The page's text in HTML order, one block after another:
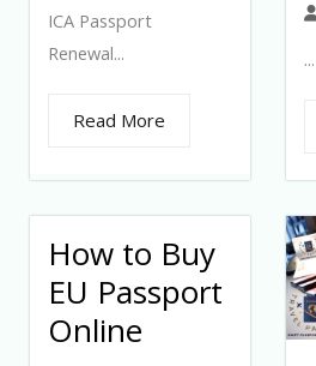
ICA Passport
Renewal...
Read More
...
How to Buy
EU Passport
Online